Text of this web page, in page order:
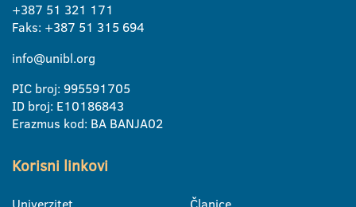
+387 51 321 171
Faks: +387 51 315 694
info@unibl.org
PIC broj: 995591705
ID broj: E10186843
Erazmus kod: BA BANJA02
Korisni linkovi